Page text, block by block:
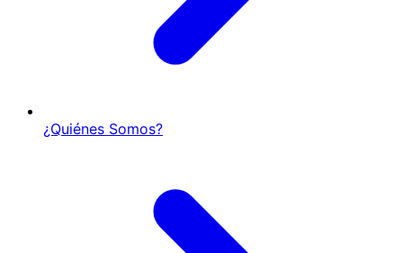
¿Quiénes Somos?